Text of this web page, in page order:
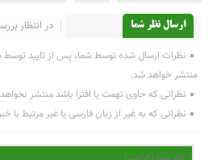
ارسال نظر شما
در انتظار
نظرات ارسال شده توسط شما، پس از تایید توسط
منتشر خواهد شد.
نظراتی که حاوی تهمت یا افترا باشد منتشر
نظراتی که به غیر از زبان فارسی یا غیر مرتبط با